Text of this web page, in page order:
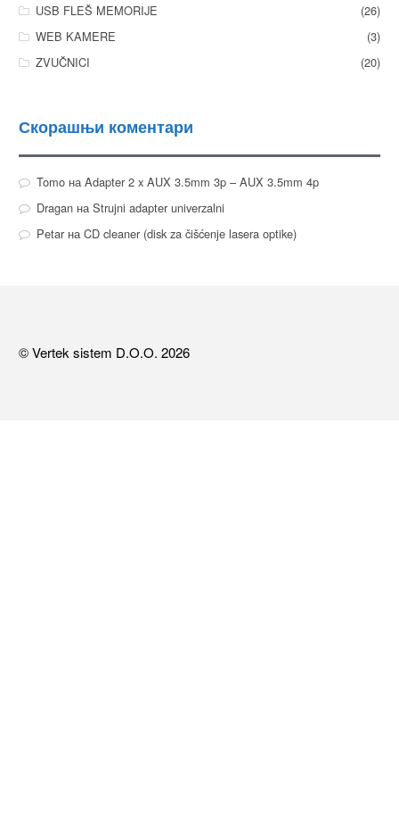
USB FLEŠ MEMORIJE
(26)
WEB KAMERE
(3)
ZVUČNICI
(20)
Скорашњи коментари
TomoнаAdapter 2 x AUX 3.5mm 3p – AUX 3.5mm 4p
DraganнаStrujni adapter univerzalni
PetarнаCD cleaner (disk za čišćenje lasera optike)
© Vertek sistem D.O.O. 2026